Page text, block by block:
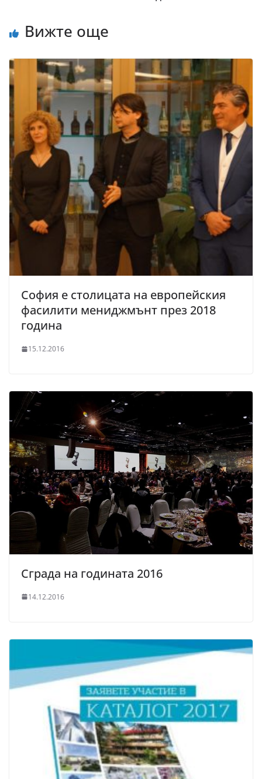
Вижте още
София е столицата на европейския
фасилити мениджмънт през 2018
година
15.12.2016
Сграда на годината 2016
14.12.2016